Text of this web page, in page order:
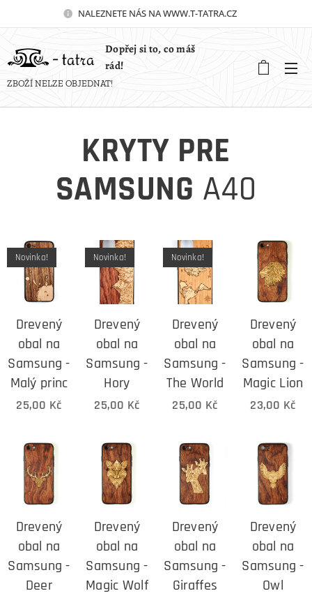
NALEZNETE NÁS NA WWW.T-TATRA.CZ 🚀
Dopřej si to, co máš
rád!
ZBOŽÍ NELZE OBJEDNAT!
KRYTY PRE
SAMSUNG A40
Drevený
obal na
Samsung -
Malý princ
Novinka!
25,00 Kč
Drevený
obal na
Samsung -
Hory
Novinka!
25,00 Kč
Drevený
obal na
Samsung -
The World
Novinka!
25,00 Kč
Drevený
obal na
Samsung -
Magic Lion
23,00 Kč
Drevený
obal na
Samsung -
Deer
Drevený
obal na
Samsung -
Magic Wolf
Drevený
obal na
Samsung -
Giraffes
Drevený
obal na
Samsung -
Owl